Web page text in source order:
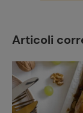
Articoli